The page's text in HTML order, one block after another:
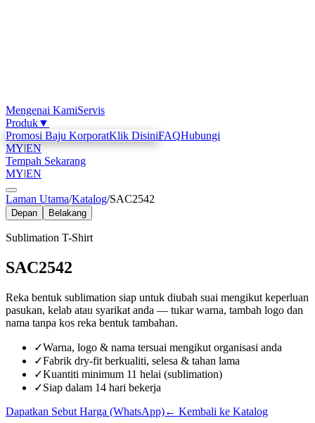
Mengenai KamiServis
Produk▼
Promosi Baju KorporatKlik DisiniFAQHubungi
MY|EN
Tempah Sekarang
MY|EN
Laman Utama/Katalog/SAC2542
Depan Belakang
Sublimation T-Shirt
SAC2542
Reka bentuk sublimation siap untuk diubah suai mengikut keperluan
pasukan, kelab atau syarikat anda — tukar warna, tambah logo dan
nama tanpa kos reka bentuk tambahan.
✓Warna, logo & nama tersuai mengikut organisasi anda
✓Fabrik dry-fit berkualiti, selesa & tahan lama
✓Kuantiti minimum 11 helai (sublimation)
✓Siap dalam 14 hari bekerja
Dapatkan Sebut Harga (WhatsApp)← Kembali ke Katalog